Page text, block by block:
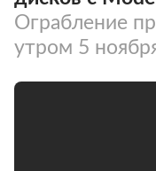
Ограбление
утром 5